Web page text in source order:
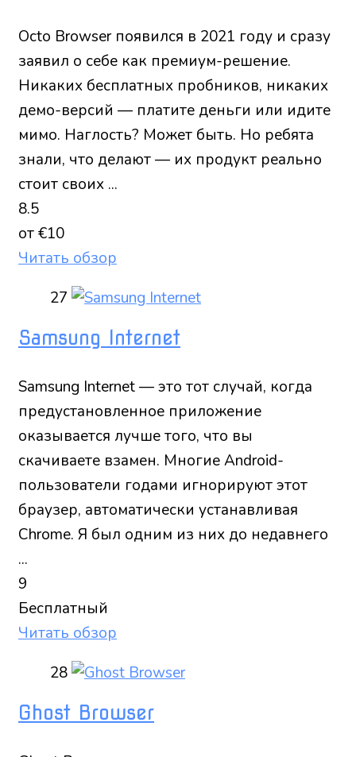
Octo Browser появился в 2021 году и сразу
заявил о себе как премиум-решение.
Никаких бесплатных пробников, никаких
демо-версий — платите деньги или идите
мимо. Наглость? Может быть. Но ребята
знали, что делают — их продукт реально
стоит своих ...
8.5
от €10
Читать обзор
27
Samsung Internet
Samsung Internet — это тот случай, когда
предустановленное приложение
оказывается лучше того, что вы
скачиваете взамен. Многие Android-
пользователи годами игнорируют этот
браузер, автоматически устанавливая
Chrome. Я был одним из них до недавнего
...
9
Бесплатный
Читать обзор
28
Ghost Browser